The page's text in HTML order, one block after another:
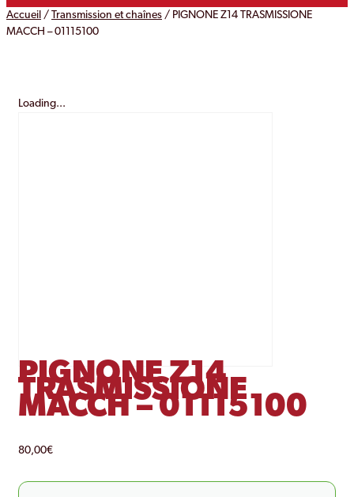
Accueil / Transmission et chaînes / PIGNONE Z14 TRASMISSIONE
MACCH – 01115100
Loading...
PIGNONE Z14
TRASMISSIONE
MACCH – 01115100
80,00€